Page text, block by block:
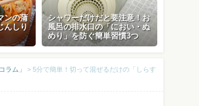
ンの蒲
んしり
シャワーだけだと要注意！お
風呂の排水口の「におい・ぬ
めり」を防ぐ簡単習慣3つ
ラム」 > 5分で簡単！切って混ぜるだけの「しらす